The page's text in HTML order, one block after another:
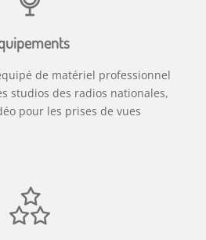
de matériel professionnel
studios des radios nationales,
pour les prises de vues